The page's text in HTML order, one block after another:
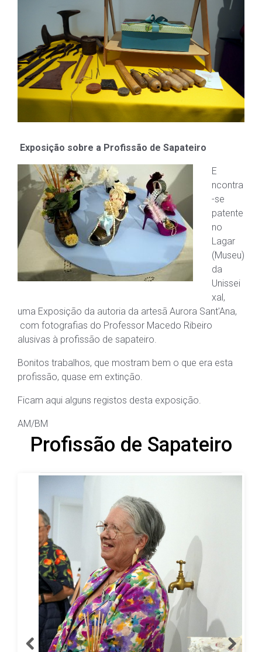
Exposição sobre a Profissão de Sapateiro
E
ncontra
-se
patente
no
Lagar
(Museu)
da
Unissei
xal,
uma Exposição da autoria da artesã Aurora Sant'Ana,
com fotografias do Professor Macedo Ribeiro
alusivas à profissão de sapateiro.
Bonitos trabalhos, que mostram bem o que era esta
profissão, quase em extinção.
Ficam aqui alguns registos desta exposição.
AM/BM
Profissão de Sapateiro